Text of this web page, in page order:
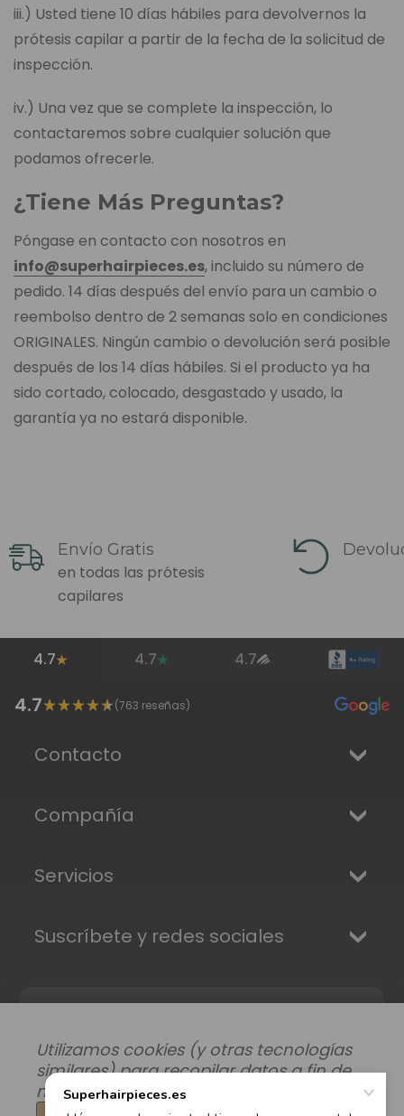
iii.) Usted tiene 10 días hábiles para devolvernos la
prótesis capilar a partir de la fecha de la solicitud de
inspección.
iv.) Una vez que se complete la inspección, lo
contactaremos sobre cualquier solución que
podamos ofrecerle.
¿Tiene Más Preguntas?
Póngase en contacto con nosotros en
info@superhairpieces.es, incluido su número de
pedido. 14 días después del envío para un cambio o
reembolso dentro de 2 semanas solo en condiciones
ORIGINALES. Ningún cambio o devolución será posible
después de los 14 días hábiles. Si el producto ya ha
sido cortado, colocado, desgastado y usado, la
garantía ya no estará disponible.
Envío Gratis
en todas las prótesis
capilares
4.7 4.7 4.7
4.7 (763 reseñas)
Contacto
Compañía
Servicios
Suscríbete y redes sociales
Utilizamos cookies (y otras tecnologías
similares) para recopilar datos a fin de
mejorar su experiencia de compra.